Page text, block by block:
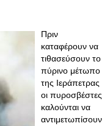
Πριν
καταφέρουν να
τιθασεύσουν το
πύρινο μέτωπο
της Ιεράπετρας
οι πυροσβέστες
καλούνται να
αντιμετωπίσουν